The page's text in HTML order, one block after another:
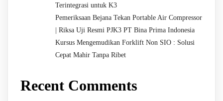
Terintegrasi untuk K3
Pemeriksaan Bejana Tekan Portable Air Compressor
| Riksa Uji Resmi PJK3 PT Bina Prima Indonesia
Kursus Mengemudikan Forklift Non SIO : Solusi
Cepat Mahir Tanpa Ribet
Recent Comments